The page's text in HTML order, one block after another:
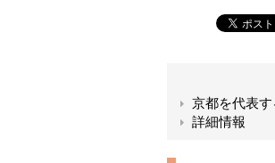
京都を代表
詳細情報